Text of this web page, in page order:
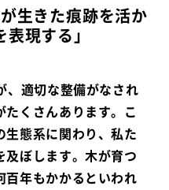
生きた痕跡を活か
表現する｣
、適切な整備がなされ
くさんあります。こ
態系に関わり、私た
ぼします。木が育つ
百年もかかるといわれ